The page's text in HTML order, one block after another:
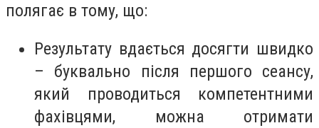
полягає в тому, що:
Результату вдається досягти швидко
– буквально після першого сеансу,
який проводиться компетентними
фахівцями, можна отримати